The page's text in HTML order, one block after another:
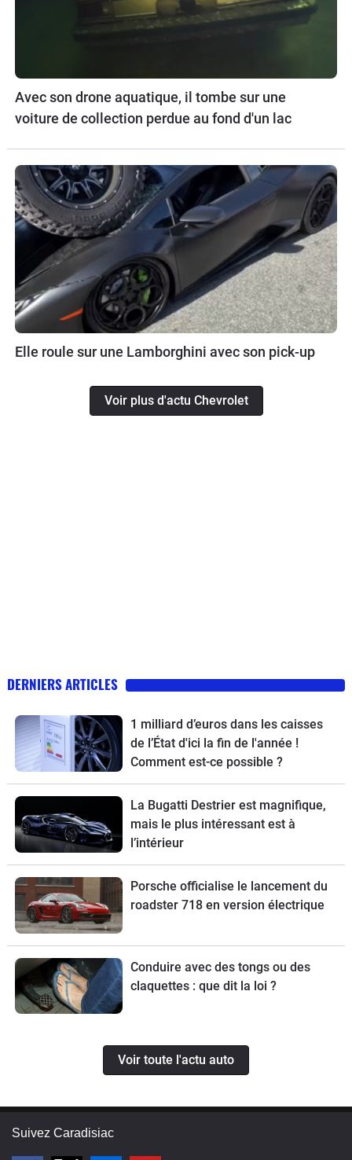
Avec son drone aquatique, il tombe sur une
voiture de collection perdue au fond d'un lac
Elle roule sur une Lamborghini avec son pick-up
Voir plus d'actu Chevrolet
DERNIERS ARTICLES
1 milliard d’euros dans les caisses
de l’État d'ici la fin de l'année !
Comment est-ce possible ?
La Bugatti Destrier est magnifique,
mais le plus intéressant est à
l’intérieur
Porsche officialise le lancement du
roadster 718 en version électrique
Conduire avec des tongs ou des
claquettes : que dit la loi ?
Voir toute l'actu auto
Suivez Caradisiac